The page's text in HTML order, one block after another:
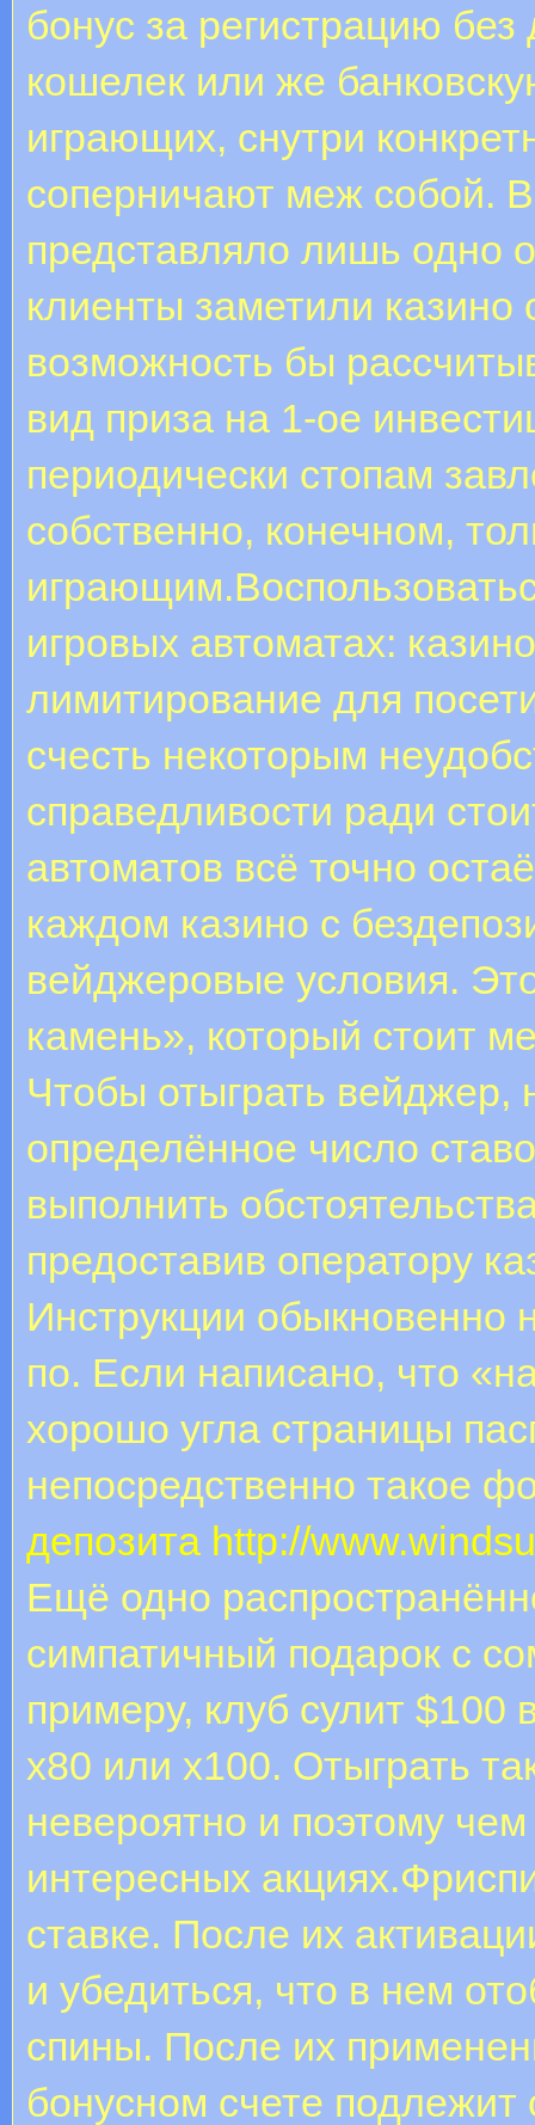
бонус за регистрацию без
кошелек или же
играющих, снутри
соперничают меж собой.
представляло лишь одно
клиенты заметили казино
возможность бы
вид приза на 1-ое
периодически стопам
собственно, конечном,
игровых автоматах:
лимитирование для
счесть некоторым
справедливости ради
автоматов всё точно
каждом казино с
вейджеровые условия.
камень», который стоит
Чтобы отыграть вейджер,
определённое число
выполнить
предоставив оператору
Инструкции
по. Если написано, что
хорошо угла страницы
непосредственно такое
депозита http://
Ещё одно
симпатичный подарок с
примеру, клуб сулит $100
х80 или х100. Отыграть
невероятно и поэтому
интересных
ставке. После их
и убедиться, что в нем
спины. После их
бонусном счете